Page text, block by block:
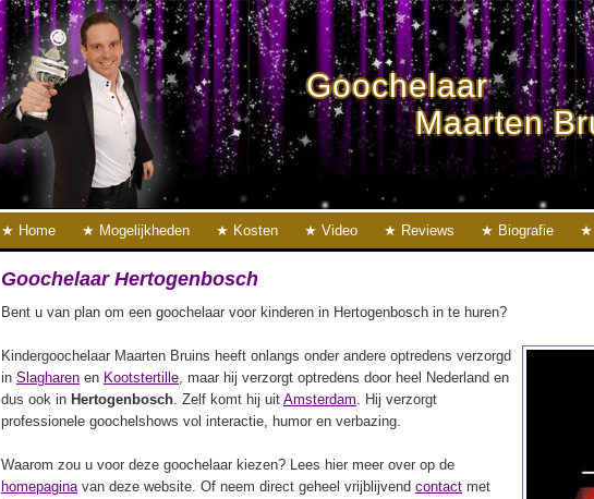
Goochelaar
Maarten
Home Mogelijkheden Kosten Video Reviews Biografie
Goochelaar Hertogenbosch
Bent u van plan om een goochelaar voor kinderen in Hertogenbosch in te huren?
Kindergoochelaar Maarten Bruins heeft onlangs onder andere optredens verzorgd
in Slagharen en Kootstertille, maar hij verzorgt optredens door heel Nederland en
dus ook in Hertogenbosch. Zelf komt hij uit Amsterdam. Hij verzorgt
professionele goochelshows vol interactie, humor en verbazing.
Waarom zou u voor deze goochelaar kiezen? Lees hier meer over op de
homepaginavan deze website. Of neem direct geheel vrijblijvend contact met